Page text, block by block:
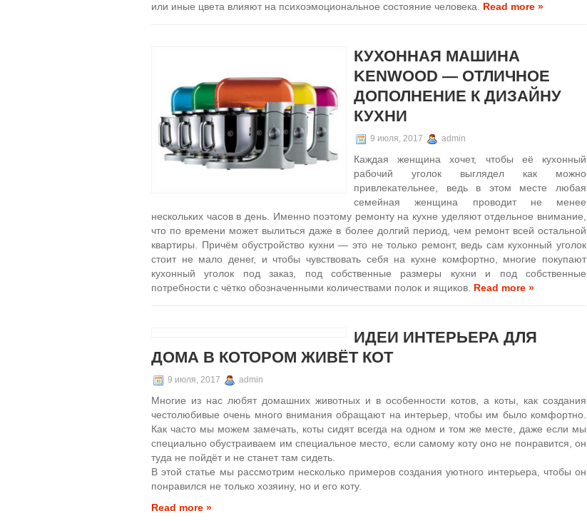
или иные цвета влияют на психоэмоциональное состояние человека. Read more »
КУХОННАЯ МАШИНА
KENWOOD — ОТЛИЧНОЕ
ДОПОЛНЕНИЕ К ДИЗАЙНУ
КУХНИ
9 июля, 2017 admin
Каждая женщина хочет, чтобы её кухонный
рабочий уголок выглядел как можно
привлекательнее, ведь в этом месте любая
семейная женщина проводит не менее
нескольких часов в день. Именно поэтому ремонту на кухне уделяют отдельное внимание,
что по времени может вылиться даже в более долгий период, чем ремонт всей остальной
квартиры. Причём обустройство кухни — это не только ремонт, ведь сам кухонный уголок
стоит не мало денег, и чтобы чувствовать себя на кухне комфортно, многие покупают
кухонный уголок под заказ, под собственные размеры кухни и под собственные
потребности с чётко обозначенными количествами полок и ящиков. Read more »
ИДЕИ ИНТЕРЬЕРА ДЛЯ
ДОМА В КОТОРОМ ЖИВЁТ КОТ
9 июля, 2017 admin
Многие из нас любят домашних животных и в особенности котов, а коты, как создания
честолюбивые очень много внимания обращают на интерьер, чтобы им было комфортно.
Как часто мы можем замечать, коты сидят всегда на одном и том же месте, даже если мы
специально обустраиваем им специальное место, если самому коту оно не понравится, он
туда не пойдёт и не станет там сидеть.
В этой статье мы рассмотрим несколько примеров создания уютного интерьера, чтобы он
понравился не только хозяину, но и его коту.
Read more »